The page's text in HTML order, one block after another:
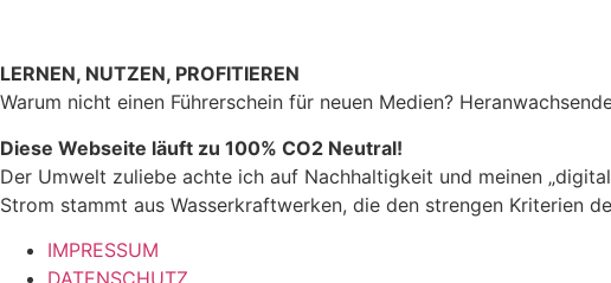
LERNEN, NUTZEN, PROFITIEREN
Warum nicht einen Führerschein für neuen Medien?
Diese Webseite läuft zu 100% CO2 Neutral!
Der Umwelt zuliebe achte ich auf Nachhaltigkeit und meinen
Strom stammt aus Wasserkraftwerken, die den strengen Kriterien
IMPRESSUM